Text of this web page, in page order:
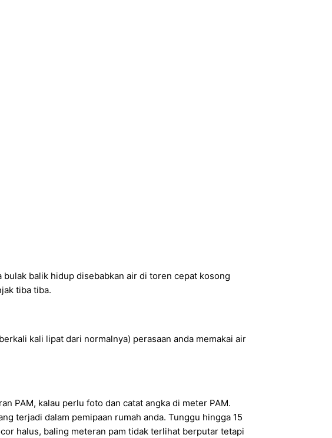
balik hidup disebabkan air di toren cepat kosong
tiba tiba.
kali lipat dari normalnya) perasaan anda memakai air
PAM, kalau perlu foto dan catat angka di meter PAM.
terjadi dalam pemipaan rumah anda. Tunggu hingga 15
halus, baling meteran pam tidak terlihat berputar tetapi